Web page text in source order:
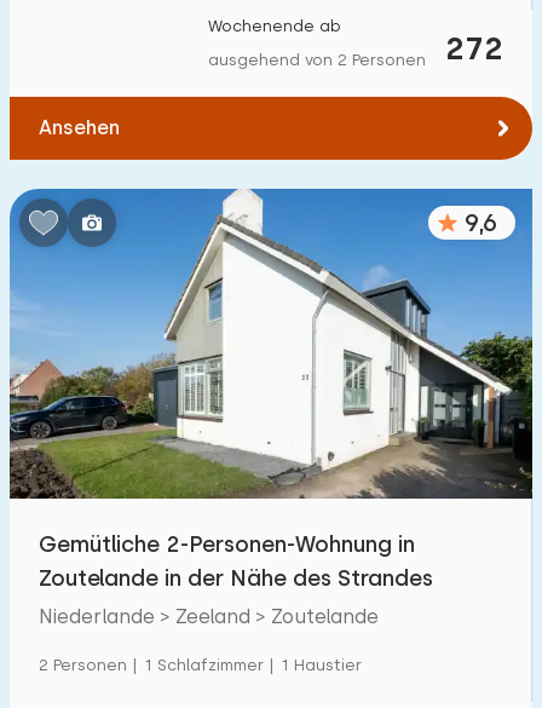
272
Wochenende ab
ausgehend von 2 Personen
Ansehen
9,6
Gemütliche 2-Personen-Wohnung in
Zoutelande in der Nähe des Strandes
Niederlande > Zeeland > Zoutelande
2 Personen | 1 Schlafzimmer | 1 Haustier